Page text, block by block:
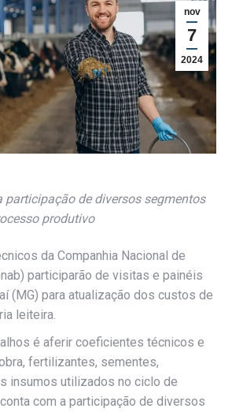
nov
7
2024
participação de diversos segmentos
produtivo
da Companhia Nacional de
participarão de visitas e painéis
(MG) para atualização dos custos de
leiteira.
é aferir coeficientes técnicos e
fertilizantes, sementes,
insumos utilizados no ciclo de
com a participação de diversos